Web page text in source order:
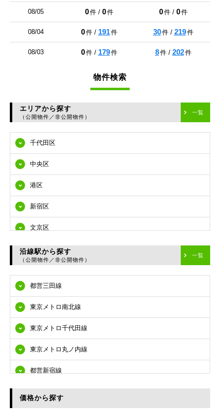
08/05 0件 / 0件 0件 / 0件
08/04 0件 / 191件 30件 / 219件
08/03 0件 / 179件 8件 / 202件
物件検索
エリアから探す
（公開物件／非公開物件）
一覧
千代田区
中央区
港区
新宿区
文京区
台東区
江東区
品川区
目黒区
大田区
世田谷区
渋谷区
沿線駅から探す
（公開物件／非公開物件）
一覧
都営三田線
東京メトロ南北線
東京メトロ千代田線
東京メトロ丸ノ内線
都営新宿線
価格から探す